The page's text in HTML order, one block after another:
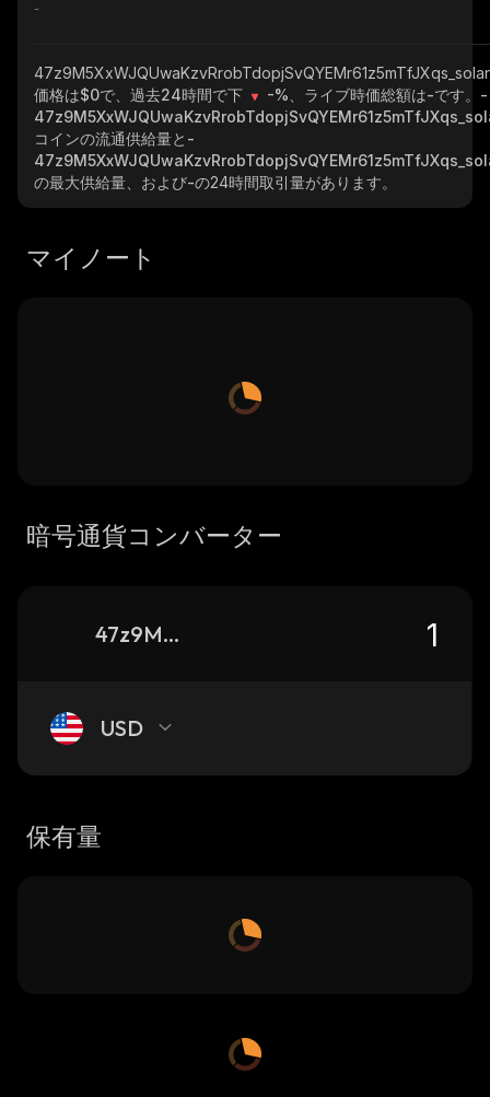
-
価格は$0で、過去24時間で下
-% 、ライブ時価総額は-です。 -
コインの流通供給量と -
の最大供給量、および-の24時間取引量があります。
マイノート
暗号通貨コンバーター
47z9M5XxWJQUwaKzvRrobTdopjSvQYEMr61z5mTfJXqs_solana
USD
保有量